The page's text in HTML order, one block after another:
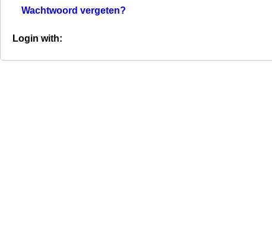
Wachtwoord vergeten?
Login with: